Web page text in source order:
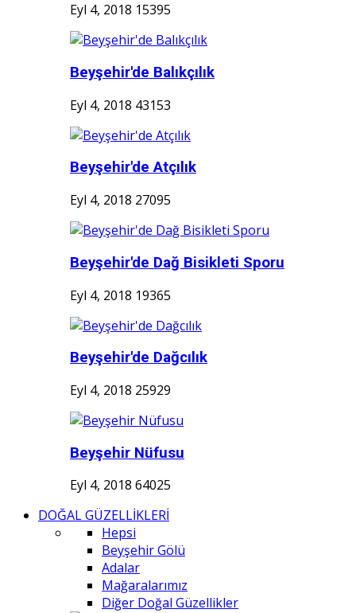
Eyl 4, 2018 15395
Beyşehir'de Balıkçılık
Eyl 4, 2018 43153
Beyşehir'de Atçılık
Eyl 4, 2018 27095
Beyşehir'de Dağ Bisikleti Sporu
Eyl 4, 2018 19365
Beyşehir'de Dağcılık
Eyl 4, 2018 25929
Beyşehir Nüfusu
Eyl 4, 2018 64025
DOĞAL GÜZELLİKLERİ
Hepsi
Beyşehir Gölü
Adalar
Mağaralarımız
Diğer Doğal Güzellikler